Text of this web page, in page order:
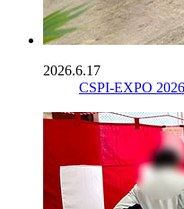
2026.6.17
CSPI-EXPO